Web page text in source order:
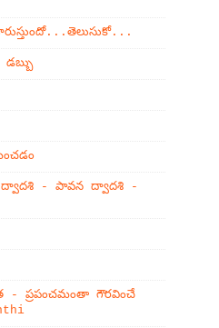
ద్వాదశి - పావన ద్వాదశి -
ప్రపంచమంతా గౌరవించే